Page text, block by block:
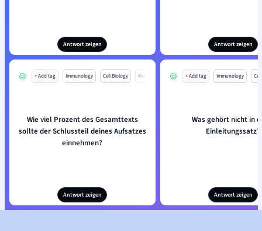
Antwort zeigen Antwort zeigen
+ Add tag Immunology Cell Biology Mo
Wie viel Prozent des Gesamttexts
sollte der Schlussteil deines Aufsatzes
einnehmen?
Antwort zeigen
+ Add tag Immunology
Was gehört nicht in
Einleitungssatz?
Antwort zeigen